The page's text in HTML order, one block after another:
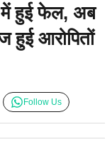
में हुई फेल, अब
हुई आरोपितों
Follow Us